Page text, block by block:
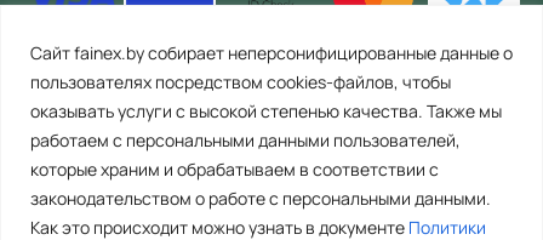
Сайт fainex.by собирает неперсонифицированные данные о
пользователях посредством cookies-файлов, чтобы
оказывать услуги с высокой степенью качества. Также мы
работаем с персональными данными пользователей,
которые храним и обрабатываем в соответствии с
законодательством о работе с персональными данными.
Как это происходит можно узнать в документе Политики
ООО «Файнекс» Республика Беларусь, 223056, Минская область,